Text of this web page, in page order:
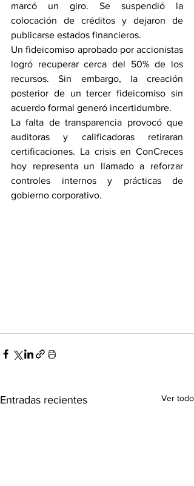
marcó un giro. Se suspendió la
colocación de créditos y dejaron de
publicarse estados financieros.
Un fideicomiso aprobado por accionistas
logró recuperar cerca del 50% de los
recursos. Sin embargo, la creación
posterior de un tercer fideicomiso sin
acuerdo formal generó incertidumbre.
La falta de transparencia provocó que
auditoras y calificadoras retiraran
certificaciones. La crisis en ConCreces
hoy representa un llamado a reforzar
controles internos y prácticas de
gobierno corporativo.
Entradas recientes Ver todo